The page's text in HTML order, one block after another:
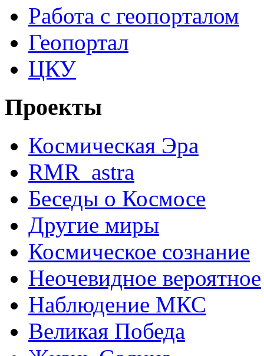
Работа с геопорталом
Геопортал
ЦКУ
Проекты
Космическая Эра
RMR_astra
Беседы о Космосе
Другие миры
Космическое сознание
Неочевидное вероятное
Наблюдение МКС
Великая Победа